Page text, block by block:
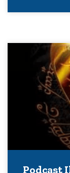
Podcast